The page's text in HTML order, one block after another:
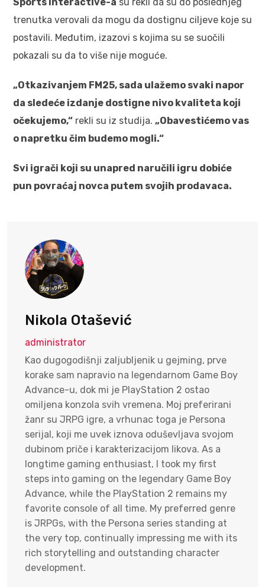
trenutka verovali da mogu da dostignu ciljeve koje su
postavili. Međutim, izazovi s kojima su se suočili
pokazali su da to više nije moguće.
„Otkazivanjem FM25, sada ulažemo svaki napor
da sledeće izdanje dostigne nivo kvaliteta koji
očekujemo,“ rekli su iz studija. „Obavestićemo vas
o napretku čim budemo mogli.“
Svi igrači koji su unapred naručili igru dobiće
pun povraćaj novca putem svojih prodavaca.
Nikola Otašević
administrator
Kao dugogodišnji zaljubljenik u gejming, prve
korake sam napravio na legendarnom Game Boy
Advance-u, dok mi je PlayStation 2 ostao
omiljena konzola svih vremena. Moj preferirani
žanr su JRPG igre, a vrhunac toga je Persona
serijal, koji me uvek iznova oduševljava svojom
dubinom priče i karakterizacijom likova. As a
longtime gaming enthusiast, I took my first
steps into gaming on the legendary Game Boy
Advance, while the PlayStation 2 remains my
favorite console of all time. My preferred genre
is JRPGs, with the Persona series standing at
the very top, continually impressing me with its
rich storytelling and outstanding character
development.